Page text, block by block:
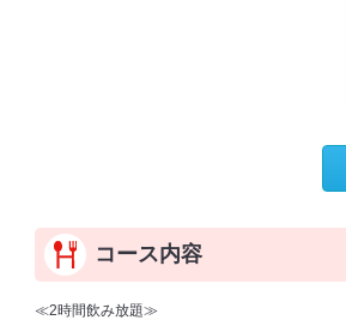
コース内容
≪2時間飲み放題≫